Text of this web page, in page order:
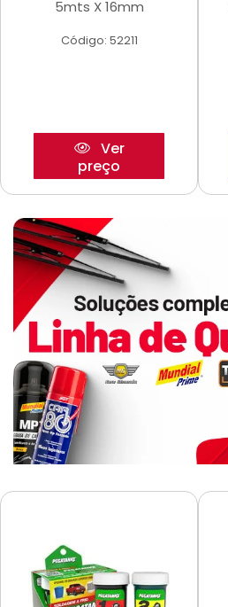
5mts X 16mm
Código: 52211
Ver
preço